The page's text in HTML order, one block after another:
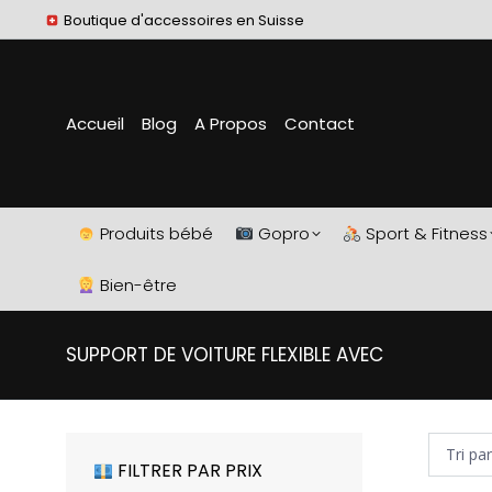
Boutique d'accessoires en Suisse
Accueil Blog A Propos Contact
Produits bébé Gopro Sport & Fitness
Bien-être
SUPPORT DE VOITURE FLEXIBLE AVEC
FILTRER PAR PRIX